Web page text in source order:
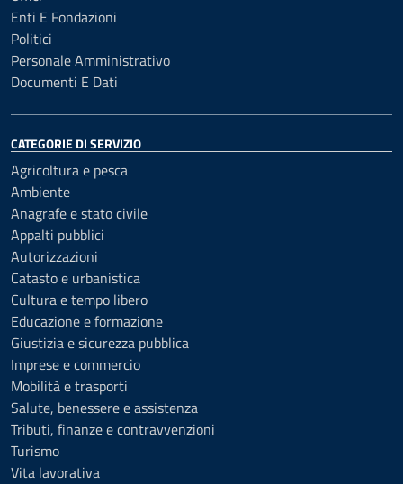
Enti E Fondazioni
Politici
Personale Amministrativo
Documenti E Dati
CATEGORIE DI SERVIZIO
Agricoltura e pesca
Ambiente
Anagrafe e stato civile
Appalti pubblici
Autorizzazioni
Catasto e urbanistica
Cultura e tempo libero
Educazione e formazione
Giustizia e sicurezza pubblica
Imprese e commercio
Mobilità e trasporti
Salute, benessere e assistenza
Tributi, finanze e contravvenzioni
Turismo
Vita lavorativa